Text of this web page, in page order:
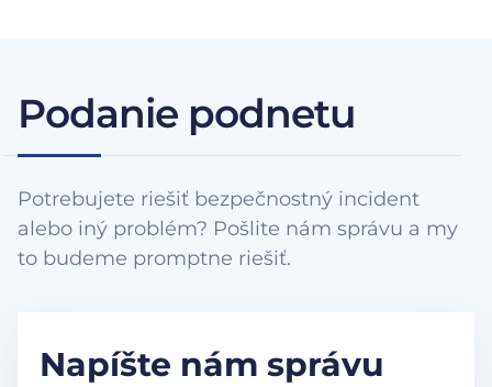
Podanie podnetu
Potrebujete riešiť bezpečnostný incident
alebo iný problém? Pošlite nám správu a my
to budeme promptne riešiť.
Napíšte nám správu